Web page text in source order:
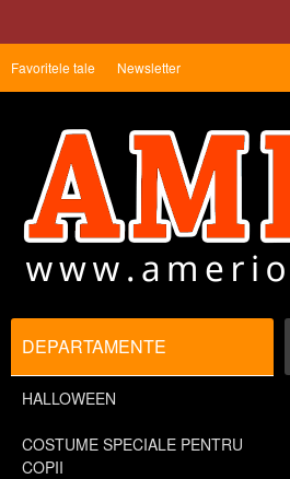
Favoritele tale Newsletter
DEPARTAMENTE
HALLOWEEN
COSTUME SPECIALE PENTRU
COPII